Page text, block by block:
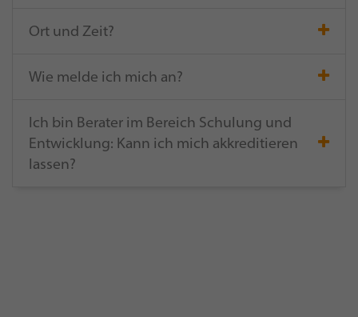
Ort und Zeit?
Wie melde ich mich an?
Ich bin Berater im Bereich Schulung und
Entwicklung: Kann ich mich akkreditieren
lassen?